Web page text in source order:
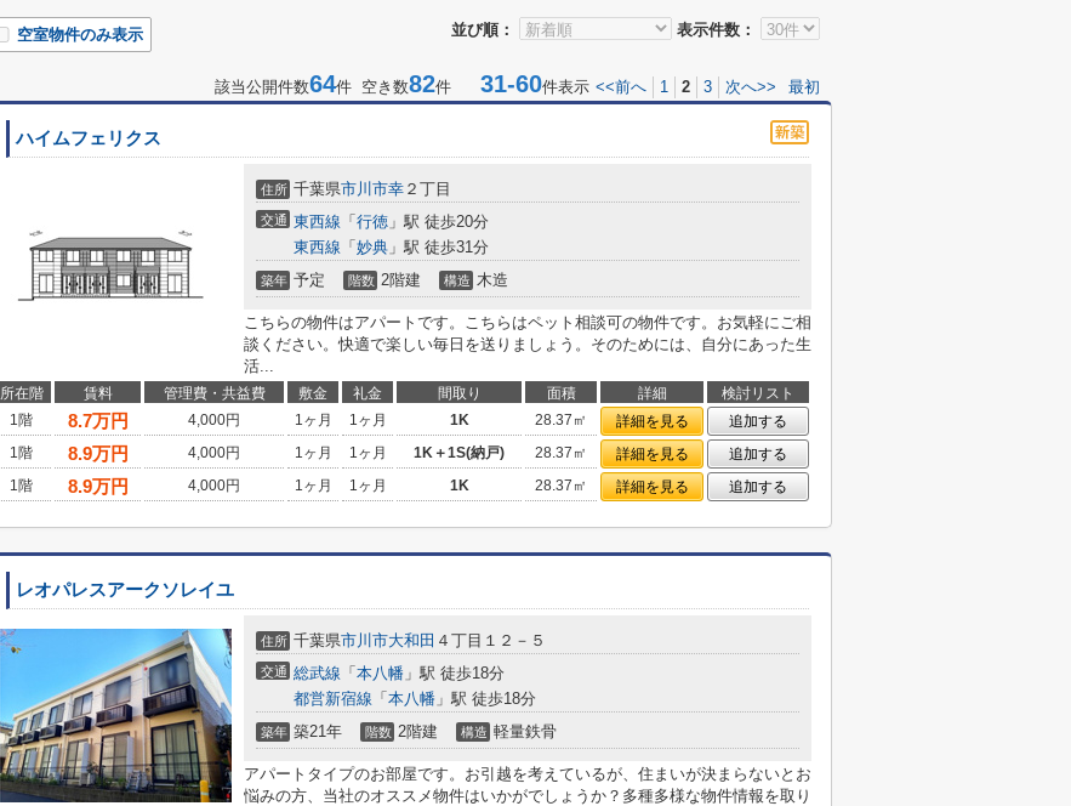
並び順： 表示件数：
空室物件のみ表示
該当公開件数64件 空き数82件 31-60件表示 <<前へ 1 2 3 次へ>> 最初
ハイムフェリクス
住所 千葉県市川市幸 ２丁目
交通 東西線 「 行徳 」駅 徒歩20分
東西線 「 妙典 」駅 徒歩31分
築年 予定 階数 2階建 構造 木造
こちらの物件はアパートです。こちらはペット相談可の物件です。お気軽にご相
談ください。快適で楽しい毎日を送りましょう。そのためには、自分にあった生
活...
所在階 賃料 管理費・共益費 敷金 礼金 間取り 面積 詳細
検討リスト
1階
8.7万円 4,000円 1ヶ月 1ヶ月 1K 28.37㎡ 詳細を見る
追加する
1階
8.9万円 4,000円 1ヶ月 1ヶ月 1K＋1S(納戸) 28.37㎡ 詳細を見る
追加する
1階
8.9万円 4,000円 1ヶ月 1ヶ月 1K 28.37㎡ 詳細を見る 追加する
レオパレスアークソレイユ
住所 千葉県市川市大和田 ４丁目１２－５
交通 総武線 「 本八幡 」駅 徒歩18分
都営新宿線 「 本八幡 」駅 徒歩18分
築年 築21年 階数 2階建 構造 軽量鉄骨
アパートタイプのお部屋です。お引越を考えているが、住まいが決まらないとお
悩みの方、当社のオススメ物件はいかがでしょうか？多種多様な物件情報を取り